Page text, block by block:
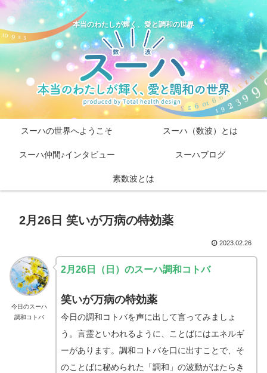
本当のわたしが輝く、愛と調和の世界
スーハの世界へようこそ スーハ（数波）とは
スーハ仲間♪インタビュー スーハブログ
素数波とは
2月26日 笑いが万病の特効薬
2023.02.26
今日のスーハ
調和コトバ
2月26日 （日 ）のスーハ調和コトバ
笑いが万病の特効薬
今日の調和コトバを声に出して言ってみましょ
う。言霊といわれるように、ことばにはエネルギ
ーがあります。調和コトバを口に出すことで、そ
のことばに秘められた「調和」の波動がはたらき